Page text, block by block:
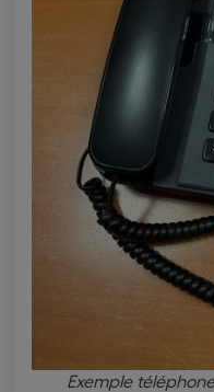
Exemple